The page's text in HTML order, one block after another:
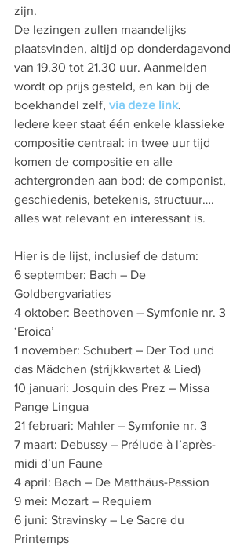
zijn.
De lezingen zullen maandelijks
plaatsvinden, altijd op donderdagavond
van 19.30 tot 21.30 uur. Aanmelden
wordt op prijs gesteld, en kan bij de
boekhandel zelf, via deze link.
Iedere keer staat één enkele klassieke
compositie centraal: in twee uur tijd
komen de compositie en alle
achtergronden aan bod: de componist,
geschiedenis, betekenis, structuur….
alles wat relevant en interessant is.
Hier is de lijst, inclusief de datum:
6 september: Bach – De
Goldbergvariaties
4 oktober: Beethoven – Symfonie nr. 3
‘Eroica’
1 november: Schubert – Der Tod und
das Mädchen (strijkkwartet & Lied)
10 januari: Josquin des Prez – Missa
Pange Lingua
21 februari: Mahler – Symfonie nr. 3
7 maart: Debussy – Prélude à l’après-
midi d’un Faune
4 april: Bach – De Matthäus-Passion
9 mei: Mozart – Requiem
6 juni: Stravinsky – Le Sacre du
Printemps